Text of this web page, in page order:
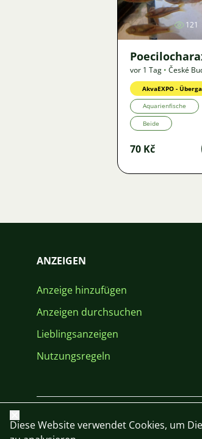
121
vor 1 Tag • České
AkvaEXPO -
Aquarienfische
Beide
70 Kč
ANZEIGEN
Anzeige hinzufügen
Anzeigen durchsuchen
Lieblingsanzeigen
Nutzungsregeln
Schließen
Diese Website verwendet Cookies, um